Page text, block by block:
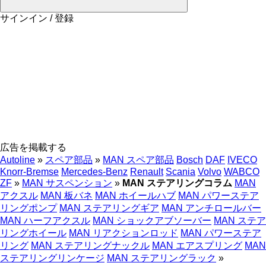
サインイン / 登録
広告を掲載する
Autoline » スペア部品 » MAN スペア部品 Bosch DAF IVECO
Knorr-Bremse Mercedes-Benz Renault Scania Volvo WABCO
ZF » MAN サスペンション » MAN ステアリングコラム MAN
アクスル MAN 板バネ MAN ホイールハブ MAN パワーステア
リングポンプ MAN ステアリングギア MAN アンチロールバー
MAN ハーフアクスル MAN ショックアブソーバー MAN ステア
リングホイール MAN リアクションロッド MAN パワーステア
リング MAN ステアリングナックル MAN エアスプリング MAN
ステアリングリンケージ MAN ステアリングラック »